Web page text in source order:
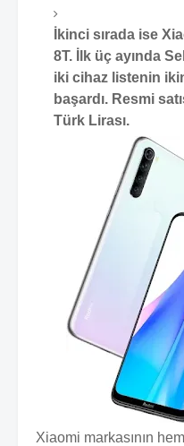
İkinci sırada ise
8T. İlk üç ayında
iki cihaz listenin
başardı. Resmi
Türk Lirası.
Xiaomi markasının